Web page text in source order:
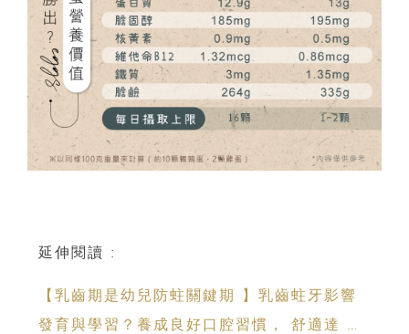
延伸閱讀 :
【乳齒期是幼兒防蛀關鍵期 】乳齒蛀牙影響
發育與學習？養成良好口腔習慣， 舒適達 強